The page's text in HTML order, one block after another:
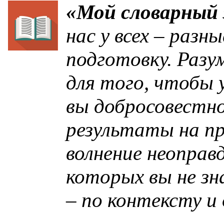
«Мой
нас у всех –
подготовку.
для того, чтобы
вы
результаты на
волнение
которых вы не
– по контексту